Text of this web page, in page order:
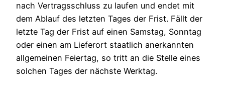
nach Vertragsschluss zu laufen und endet mit
dem Ablauf des letzten Tages der Frist. Fällt der
letzte Tag der Frist auf einen Samstag, Sonntag
oder einen am Lieferort staatlich anerkannten
allgemeinen Feiertag, so tritt an die Stelle eines
solchen Tages der nächste Werktag.